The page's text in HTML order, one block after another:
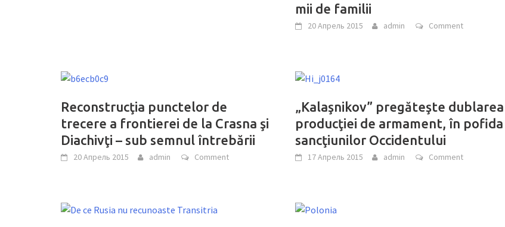
mii de familii
20 Апрель 2015 admin Comment
Reconstrucţia punctelor de
trecere a frontierei de la Crasna şi
Diachivţi – sub semnul întrebării
20 Апрель 2015 admin Comment
„Kalaşnikov” pregăteşte dublarea
producţiei de armament, în pofida
sancţiunilor Occidentului
17 Апрель 2015 admin Comment